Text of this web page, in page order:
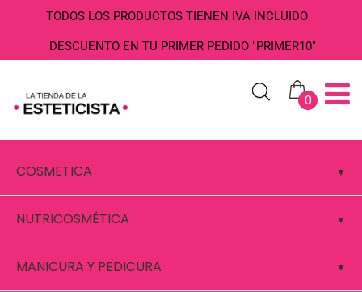
TODOS LOS PRODUCTOS TIENEN IVA INCLUIDO
DESCUENTO EN TU PRIMER PEDIDO "PRIMER10"
0
COSMETICA
NUTRICOSMÉTICA
MANICURA Y PEDICURA